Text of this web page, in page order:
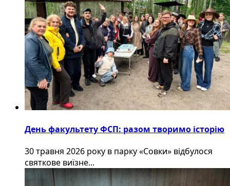
День факультету ФСП: разом творимо історію
30 травня 2026 року в парку «Совки» відбулося
святкове виїзне...